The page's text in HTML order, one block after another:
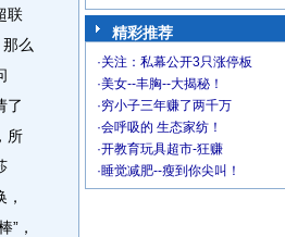
联
么
了
所
”，
精彩推荐
·关注：私幕公开3只涨停板
·美女--丰胸--大揭秘！
·穷小子三年赚了两千万
·会呼吸的 生态家纺！
·开教育玩具超市-狂赚
·睡觉减肥--瘦到你尖叫！